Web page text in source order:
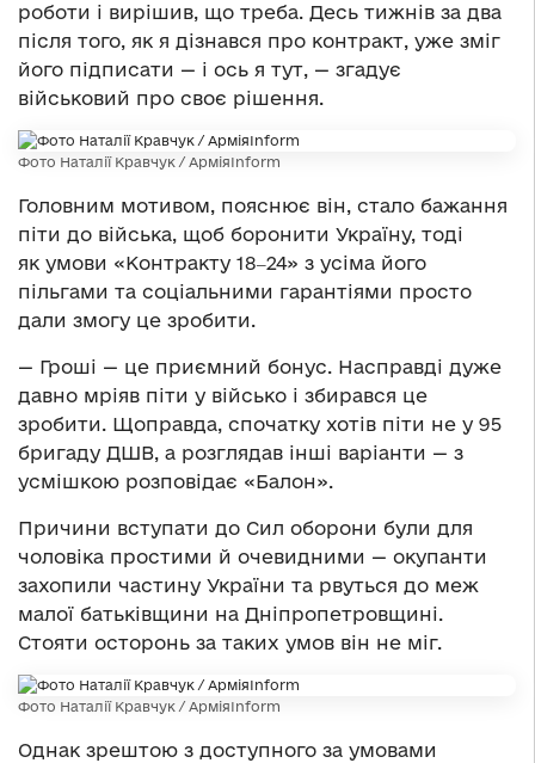
роботи і вирішив, що треба. Десь тижнів за два
після того, як я дізнався про контракт, уже зміг
його підписати — і ось я тут, — згадує
військовий про своє рішення.
Фото Наталії Кравчук / АрміяInform
Головним мотивом, пояснює він, стало бажання
піти до війська, щоб боронити Україну, тоді
як умови «Контракту 18‒24» з усіма його
пільгами та соціальними гарантіями просто
дали змогу це зробити.
— Гроші — це приємний бонус. Насправді дуже
давно мріяв піти у військо і збирався це
зробити. Щоправда, спочатку хотів піти не у 95
бригаду ДШВ, а розглядав інші варіанти — з
усмішкою розповідає «Балон».
Причини вступати до Сил оборони були для
чоловіка простими й очевидними — окупанти
захопили частину України та рвуться до меж
малої батьківщини на Дніпропетровщині.
Стояти осторонь за таких умов він не міг.
Фото Наталії Кравчук / АрміяInform
Однак зрештою з доступного за умовами